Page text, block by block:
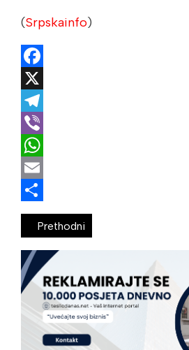
(Srpskainfo)
Facebook
X
Telegram
Viber
WhatsApp
Email
Share
Prethodni